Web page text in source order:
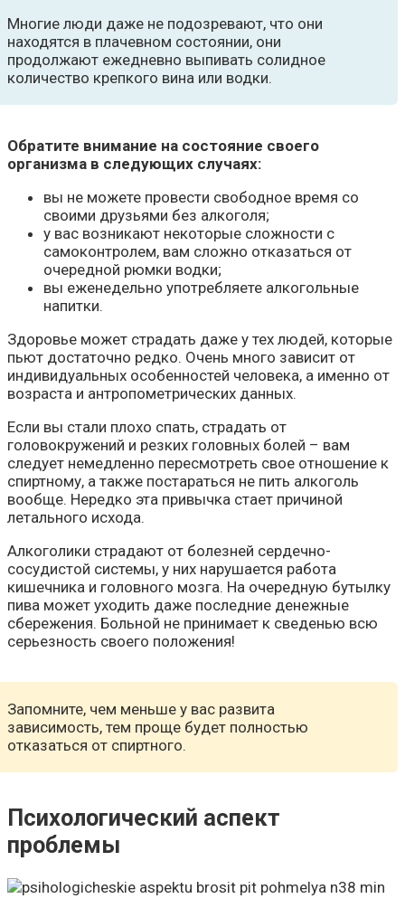
Многие люди даже не подозревают, что они
находятся в плачевном состоянии, они
продолжают ежедневно выпивать солидное
количество крепкого вина или водки.
Обратите внимание на состояние своего
организма в следующих случаях:
вы не можете провести свободное время со
своими друзьями без алкоголя;
у вас возникают некоторые сложности с
самоконтролем, вам сложно отказаться от
очередной рюмки водки;
вы еженедельно употребляете алкогольные
напитки.
Здоровье может страдать даже у тех людей, которые
пьют достаточно редко. Очень много зависит от
индивидуальных особенностей человека, а именно от
возраста и антропометрических данных.
Если вы стали плохо спать, страдать от
головокружений и резких головных болей – вам
следует немедленно пересмотреть свое отношение к
спиртному, а также постараться не пить алкоголь
вообще. Нередко эта привычка стает причиной
летального исхода.
Алкоголики страдают от болезней сердечно-
сосудистой системы, у них нарушается работа
кишечника и головного мозга. На очередную бутылку
пива может уходить даже последние денежные
сбережения. Больной не принимает к сведенью всю
серьезность своего положения!
Запомните, чем меньше у вас развита
зависимость, тем проще будет полностью
отказаться от спиртного.
Психологический аспект
проблемы